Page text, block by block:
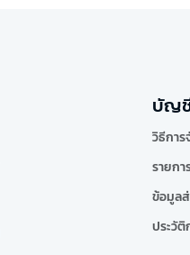
บัญ
วิธีกา
รายกา
ข้อมูล
ประวัติ